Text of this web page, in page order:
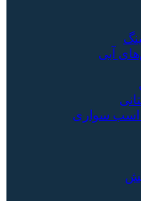
آبی
اسب سواری